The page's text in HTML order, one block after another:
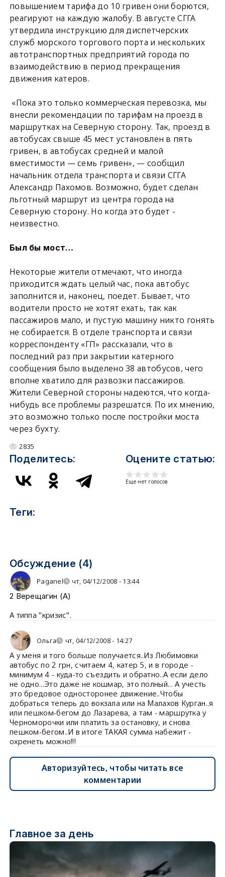
повышением тарифа до 10 гривен они борются,
реагируют на каждую жалобу. В августе СГГА
утвердила инструкцию для диспетчерских
служб морского торгового порта и нескольких
автотранспортных предприятий города по
взаимодействию в период прекращения
движения катеров.
«Пока это только коммерческая перевозка, мы
внесли рекомендации по тарифам на проезд в
маршрутках на Северную сторону. Так, проезд в
автобусах свыше 45 мест установлен в пять
гривен, в автобусах средней и малой
вместимости — семь гривен», — сообщил
начальник отдела транспорта и связи СГГА
Александр Пахомов. Возможно, будет сделан
льготный маршрут из центра города на
Северную сторону. Но когда это будет -
неизвестно.
Был бы мост…
Некоторые жители отмечают, что иногда
приходится ждать целый час, пока автобус
заполнится и, наконец, поедет. Бывает, что
водители просто не хотят ехать, так как
пассажиров мало, и пустую машину никто гонять
не собирается. В отделе транспорта и связи
корреспонденту «ГП» рассказали, что в
последний раз при закрытии катерного
сообщения было выделено 38 автобусов, чего
вполне хватило для развозки пассажиров.
Жители Северной стороны надеются, что когда-
нибудь все проблемы разрешатся. По их мнению,
это возможно только после постройки моста
через бухту.
2835
Поделитесь: Оцените статью:
Еще нет голосов
Теги:
Обсуждение (4)
Paganel чт, 04/12/2008 - 13:44
2 Верещагин (A)
А типпа "кризис".
Ольга чт, 04/12/2008 - 14:27
А у меня и того больше получается..Из Любимовки
автобус по 2 грн, считаем 4, катер 5, и в городе -
минимум 4 - куда-то съездить и обратно..А если дело
не одно...Это даже не кошмар, это полный... А учесть
это бредовое односторонее движение..Чтобы
добраться теперь до вокзала или на Малахов Курган..я
или пешком-бегом до Лазарева, а там - маршрутка у
Черноморочки или платить за остановку, и снова
пешком-бегом..И в итоге ТАКАЯ сумма набежит -
охренеть можно!!!
Авторизуйтесь, чтобы читать все
комментарии
Главное за день